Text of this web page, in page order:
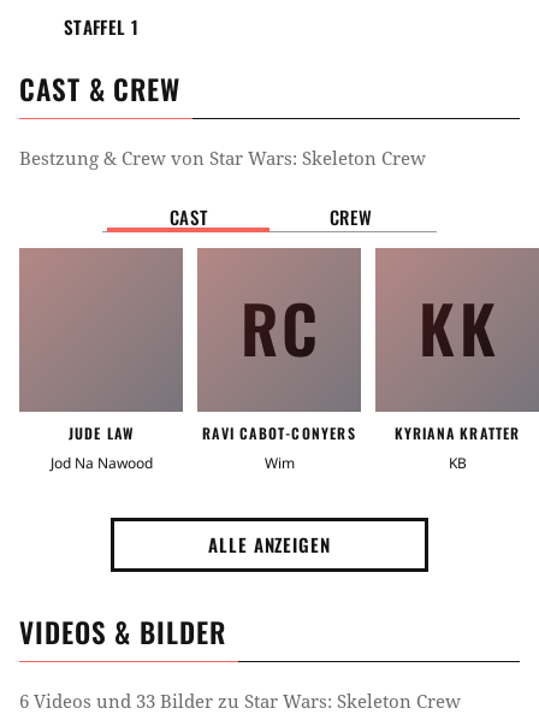
STAFFEL 1
CAST & CREW
Bestzung & Crew von Star Wars: Skeleton Crew
CAST CREW
JUDE LAW
Jod Na Nawood
RC
RAVI CABOT-CONYERS
Wim
KK
KYRIANA KRATTER
KB
ALLE ANZEIGEN
VIDEOS & BILDER
6 Videos und 33 Bilder zu Star Wars: Skeleton Crew